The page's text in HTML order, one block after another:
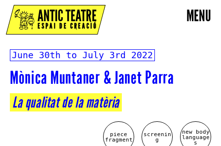
MENU
ANTIC TEATRE
ESPAI DE CREACIÓ
June 30th to July 3rd 2022
Mònica Muntaner & Janet Parra
La qualitat de la matèria
new body
language
s
screenin
g
piece
fragment